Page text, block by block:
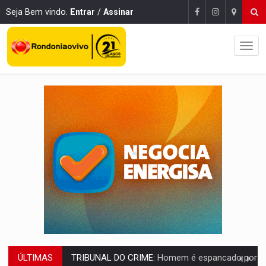
Seja Bem vindo. Entrar / Assinar
ÚLTIMAS VÍDEO:Perseguição é registrada no shopping após colombiana furtar